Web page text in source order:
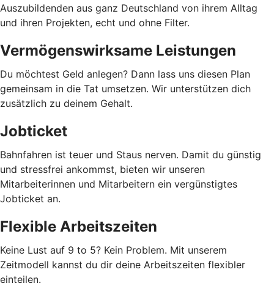
Auszubildenden aus ganz Deutschland von ihrem Alltag
und ihren Projekten, echt und ohne Filter.
Vermögenswirksame Leistungen
Du möchtest Geld anlegen? Dann lass uns diesen Plan
gemeinsam in die Tat umsetzen. Wir unterstützen dich
zusätzlich zu deinem Gehalt.
Jobticket
Bahnfahren ist teuer und Staus nerven. Damit du günstig
und stressfrei ankommst, bieten wir unseren
Mitarbeiterinnen und Mitarbeitern ein vergünstigtes
Jobticket an.
Flexible Arbeitszeiten
Keine Lust auf 9 to 5? Kein Problem. Mit unserem
Zeitmodell kannst du dir deine Arbeitszeiten flexibler
einteilen.